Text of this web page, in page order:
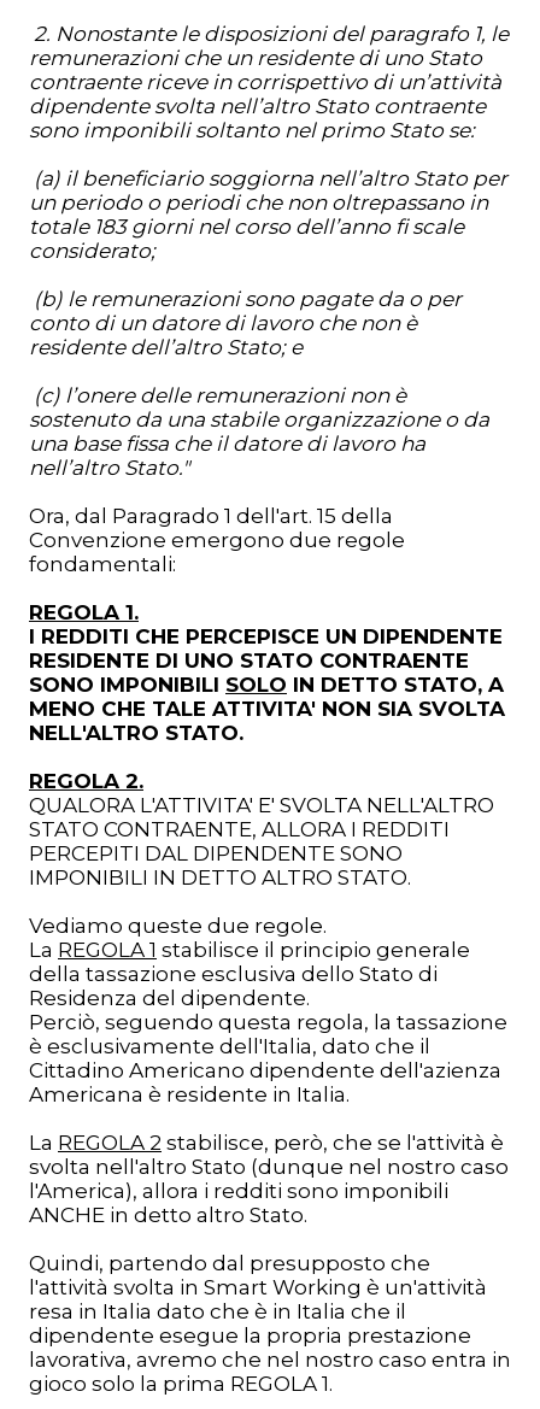
2. Nonostante le disposizioni del paragrafo 1, le
remunerazioni che un residente di uno Stato
contraente riceve in corrispettivo di un’attività
dipendente svolta nell’altro Stato contraente
sono imponibili soltanto nel primo Stato se:
(a) il beneficiario soggiorna nell’altro Stato per
un periodo o periodi che non oltrepassano in
totale 183 giorni nel corso dell’anno fi scale
considerato;
(b) le remunerazioni sono pagate da o per
conto di un datore di lavoro che non è
residente dell’altro Stato; e
(c) l’onere delle remunerazioni non è
sostenuto da una stabile organizzazione o da
una base fissa che il datore di lavoro ha
nell’altro Stato."
Ora, dal Paragrado 1 dell'art. 15 della
Convenzione emergono due regole
fondamentali:
REGOLA 1.
I REDDITI CHE PERCEPISCE UN DIPENDENTE
RESIDENTE DI UNO STATO CONTRAENTE
SONO IMPONIBILI SOLO IN DETTO STATO, A
MENO CHE TALE ATTIVITA' NON SIA SVOLTA
NELL'ALTRO STATO.
REGOLA 2.
QUALORA L'ATTIVITA' E' SVOLTA NELL'ALTRO
STATO CONTRAENTE, ALLORA I REDDITI
PERCEPITI DAL DIPENDENTE SONO
IMPONIBILI IN DETTO ALTRO STATO.
Vediamo queste due regole.
La REGOLA 1 stabilisce il principio generale
della tassazione esclusiva dello Stato di
Residenza del dipendente.
Perciò, seguendo questa regola, la tassazione
è esclusivamente dell'Italia, dato che il
Cittadino Americano dipendente dell'azienza
Americana è residente in Italia.
La REGOLA 2 stabilisce, però, che se l'attività è
svolta nell'altro Stato (dunque nel nostro caso
l'America), allora i redditi sono imponibili
ANCHE in detto altro Stato.
Quindi, partendo dal presupposto che
l'attività svolta in Smart Working è un'attività
resa in Italia dato che è in Italia che il
dipendente esegue la propria prestazione
lavorativa, avremo che nel nostro caso entra in
gioco solo la prima REGOLA 1.